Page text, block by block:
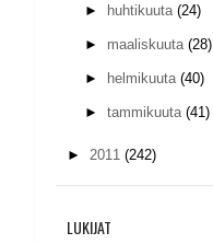
► huhtikuuta (24)
► maaliskuuta (28)
► helmikuuta (40)
► tammikuuta (41)
► 2011 (242)
LUKIJAT